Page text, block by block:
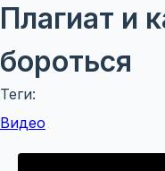
Плагиат и
бороться
Теги:
Видео